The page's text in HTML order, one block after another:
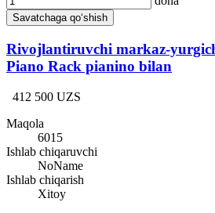
Savatchaga qo‘shish
Rivojlantiruvchi markaz-
Piano Rack pianino bilan
412 500 UZS
Maqola
6015
Ishlab chiqaruvchi
NoName
Ishlab chiqarish
Xitoy